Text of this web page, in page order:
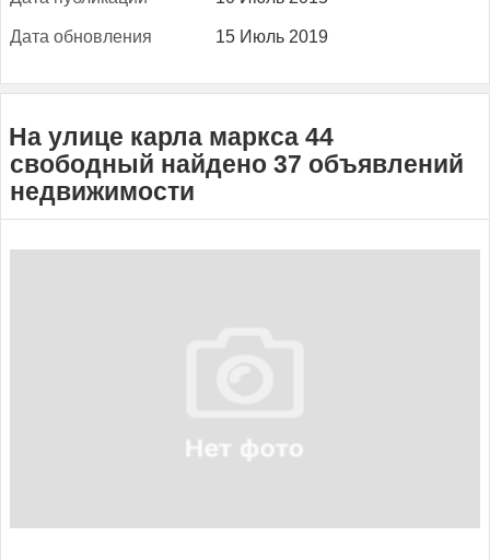
Да­та об­новле­ния 15 Июль 2019
На улице карла маркса 44
свободный найдено 37 объявлений
недвижимости